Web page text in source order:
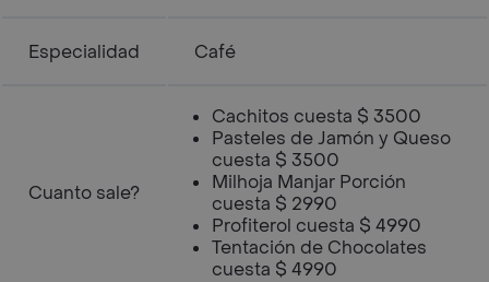
Especialidad Café
Cuanto sale?
Cachitos cuesta $ 3500
Pasteles de Jamón y Queso
cuesta $ 3500
Milhoja Manjar Porción
cuesta $ 2990
Profiterol cuesta $ 4990
Tentación de Chocolates
cuesta $ 4990